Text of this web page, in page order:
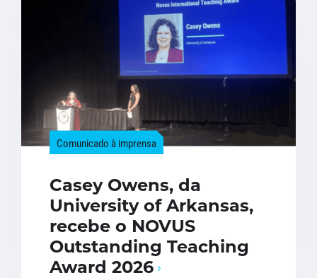
Comunicado à imprensa
Casey Owens, da
University of Arkansas,
recebe o NOVUS
Outstanding Teaching
Award 2026